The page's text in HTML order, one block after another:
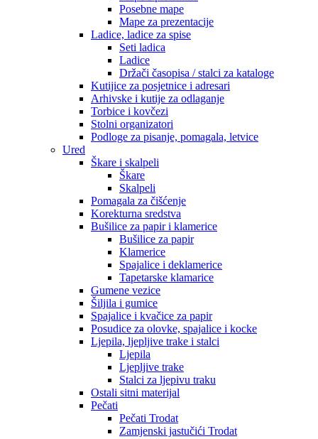
Posebne mape
Mape za prezentacije
Ladice, ladice za spise
Seti ladica
Ladice
Držači časopisa / stalci za kataloge
Kutijice za posjetnice i adresari
Arhivske i kutije za odlaganje
Torbice i kovčezi
Stolni organizatori
Podloge za pisanje, pomagala, letvice
Ured
Škare i skalpeli
Škare
Skalpeli
Pomagala za čišćenje
Korekturna sredstva
Bušilice za papir i klamerice
Bušilice za papir
Klamerice
Spajalice i deklamerice
Tapetarske klamarice
Gumene vezice
Šiljila i gumice
Spajalice i kvačice za papir
Posudice za olovke, spajalice i kocke
Ljepila, ljepljive trake i stalci
Ljepila
Ljepljive trake
Stalci za ljepivu traku
Ostali sitni materijal
Pečati
Pečati Trodat
Zamjenski jastučići Trodat